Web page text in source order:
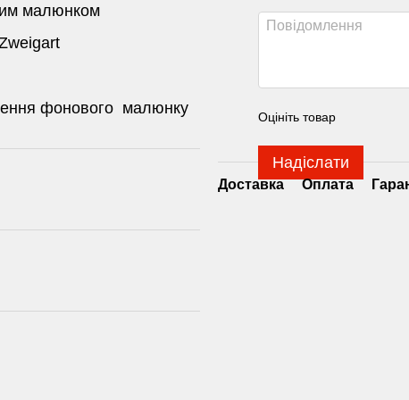
малюнком
фонового малюнку
Оцініть товар
Надіслати
Доставка Оплата